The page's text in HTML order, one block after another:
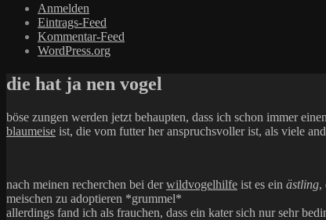
Anmelden
Eintrags-Feed
Kommentar-Feed
WordPress.org
die hat ja nen vogel
böse zungen werden jetzt behaupten, dass ich schon immer
blaumeise ist, die vom futter her anspruchsvoller ist, als viele
nach meinen recherchen bei derwildvogelhilfe ist es ein ästling,
meischen zu adoptieren *grummel*
allerdings fand ich als frauchen, dass ein kater sich nur sehr